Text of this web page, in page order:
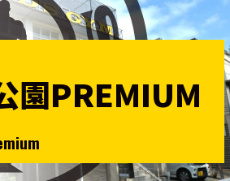
ル
いて
ストア
園PREMIUM